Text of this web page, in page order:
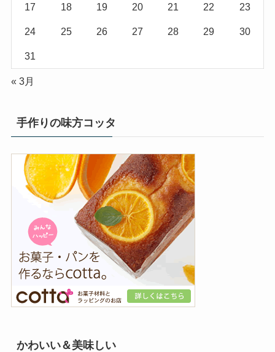
17 18 19 20 21 22 23
24 25 26 27 28 29 30
31
« 3月
手作りの味方コッタ
かわいい＆美味しい